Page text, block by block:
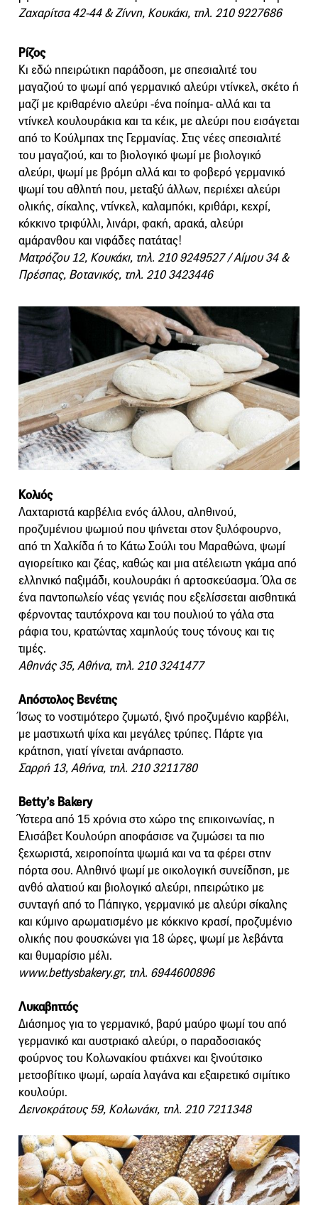
Ζαχαρίτσα 42-44 & Ζίννη, Κουκάκι, τηλ. 210 9227686
Ρίζος
Κι εδώ ηπειρώτικη παράδοση, με σπεσιαλιτέ του
μαγαζιού το ψωμί από γερμανικό αλεύρι ντίνκελ, σκέτο ή
μαζί με κριθαρένιο αλεύρι -ένα ποίημα- αλλά και τα
ντίνκελ κουλουράκια και τα κέικ, με αλεύρι που εισάγεται
από το Κούλμπαχ της Γερμανίας. Στις νέες σπεσιαλιτέ
του μαγαζιού, και το βιολογικό ψωμί με βιολογικό
αλεύρι, ψωμί με βρόμη αλλά και το φοβερό γερμανικό
ψωμί του αθλητή που, μεταξύ άλλων, περιέχει αλεύρι
ολικής, σίκαλης, ντίνκελ, καλαμπόκι, κριθάρι, κεχρί,
κόκκινο τριφύλλι, λινάρι, φακή, αρακά, αλεύρι
αμάρανθου και νιφάδες πατάτας!
Ματρόζου 12, Κουκάκι, τηλ. 210 9249527 / Αίμου 34 &
Πρέσπας, Βοτανικός, τηλ. 210 3423446
Κολιός
Λαχταριστά καρβέλια ενός άλλου, αληθινού,
προζυμένιου ψωμιού που ψήνεται στον ξυλόφουρνο,
από τη Χαλκίδα ή το Κάτω Σούλι του Μαραθώνα, ψωμί
αγιορείτικο και ζέας, καθώς και μια ατέλειωτη γκάμα από
ελληνικό παξιμάδι, κουλουράκι ή αρτοσκεύασμα. Όλα σε
ένα παντοπωλείο νέας γενιάς που εξελίσσεται αισθητικά
φέρνοντας ταυτόχρονα και του πουλιού το γάλα στα
ράφια του, κρατώντας χαμηλούς τους τόνους και τις
τιμές.
Αθηνάς 35, Αθήνα, τηλ. 210 3241477
Απόστολος Βενέτης
Ίσως το νοστιμότερο ζυμωτό, ξινό προζυμένιο καρβέλι,
με μαστιχωτή ψίχα και μεγάλες τρύπες. Πάρτε για
κράτηση, γιατί γίνεται ανάρπαστο.
Σαρρή 13, Αθήνα, τηλ. 210 3211780
Betty’s Bakery
Ύστερα από 15 χρόνια στο χώρο της επικοινωνίας, η
Ελισάβετ Κουλούρη αποφάσισε να ζυμώσει τα πιο
ξεχωριστά, χειροποίητα ψωμιά και να τα φέρει στην
πόρτα σου. Αληθινό ψωμί με οικολογική συνείδηση, με
ανθό αλατιού και βιολογικό αλεύρι, ηπειρώτικο με
συνταγή από το Πάπιγκο, γερμανικό με αλεύρι σίκαλης
και κύμινο αρωματισμένο με κόκκινο κρασί, προζυμένιο
ολικής που φουσκώνει για 18 ώρες, ψωμί με λεβάντα
και θυμαρίσιο μέλι.
www.bettysbakery.gr, τηλ. 6944600896
Λυκαβηττός
Διάσημος για το γερμανικό, βαρύ μαύρο ψωμί του από
γερμανικό και αυστριακό αλεύρι, ο παραδοσιακός
φούρνος του Κολωνακίου φτιάχνει και ξινούτσικο
μετσοβίτικο ψωμί, ωραία λαγάνα και εξαιρετικό σιμίτικο
κουλούρι.
Δεινοκράτους 59, Κολωνάκι, τηλ. 210 7211348